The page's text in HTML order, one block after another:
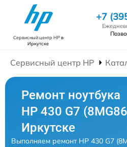
Сервисный центр HPв
Иркутске
+7
Сервисный центр HP
Ремонт ноутбука
HP 430 G7
Иркутске
Выполняем ремонт HP 430 G7